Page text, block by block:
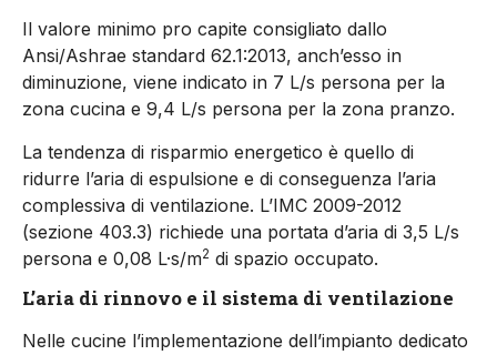
Il valore minimo pro capite consigliato dallo
Ansi/Ashrae standard 62.1:2013, anch’esso in
diminuzione, viene indicato in 7 L/s persona per la
zona cucina e 9,4 L/s persona per la zona pranzo.
La tendenza di risparmio energetico è quello di
ridurre l’aria di espulsione e di conseguenza l’aria
complessiva di ventilazione. L’IMC 2009-2012
(sezione 403.3) richiede una portata d’aria di 3,5 L/s
persona e 0,08 L·s/m2 di spazio occupato.
L’aria di rinnovo e il sistema di ventilazione
Nelle cucine l’implementazione dell’impianto dedicato